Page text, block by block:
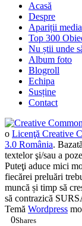
Acasă
Despre
Apariții media
Top 300
Nu știi unde
Album foto
Blogroll
Echipa
Susține
Contact
o Licenţă Creative
3.0 România.
textelor şi/sau a
Puteţi aduce mici
fiecărei preluări
muncă și timp să
să contrazică
Temă Wordpress
0Shares